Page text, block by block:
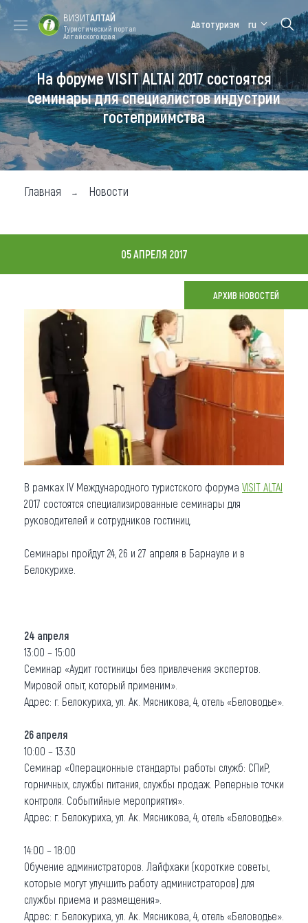
Форум VISIT
ALTAI
Цветение
маральника
Медицинский
форум
Алтайская
зимовка
Туры
Где побывать
Чем заняться
Карта
Что привезти (сувениры)
О регионе
Коллекция впечатлений
Другие рубрики
ВИЗИТАЛТАЙ
Туристический портал
Алтайского края
Автотуризм ru
На форуме VISIT ALTAI 2017 состоятся
семинары для специалистов индустрии
гостеприимства
Главная Новости
05 АПРЕЛЯ 2017
АРХИВ НОВОСТЕЙ
В рамках IV Международного туристского форума VISIT ALTAI
2017 состоятся специализированные семинары для
руководителей и сотрудников гостиниц.
Семинары пройдут 24, 26 и 27 апреля в Барнауле и в
Белокурихе.
24 апреля
13:00 – 15:00
Семинар «Аудит гостиницы без привлечения экспертов.
Мировой опыт, который применим».
Адрес: г. Белокуриха, ул. Ак. Мясникова, 4, отель «Беловодье».
26 апреля
10:00 – 13:30
Семинар «Операционные стандарты работы служб: СПиР,
горничных, службы питания, службы продаж. Реперные точки
контроля. Событийные мероприятия».
Адрес: г. Белокуриха, ул. Ак. Мясникова, 4, отель «Беловодье».
14:00 – 18:00
Обучение администраторов. Лайфхаки (короткие советы,
которые могут улучшить работу администраторов) для
службы приема и размещения».
Адрес: г. Белокуриха, ул. Ак. Мясникова, 4, отель «Беловодье».